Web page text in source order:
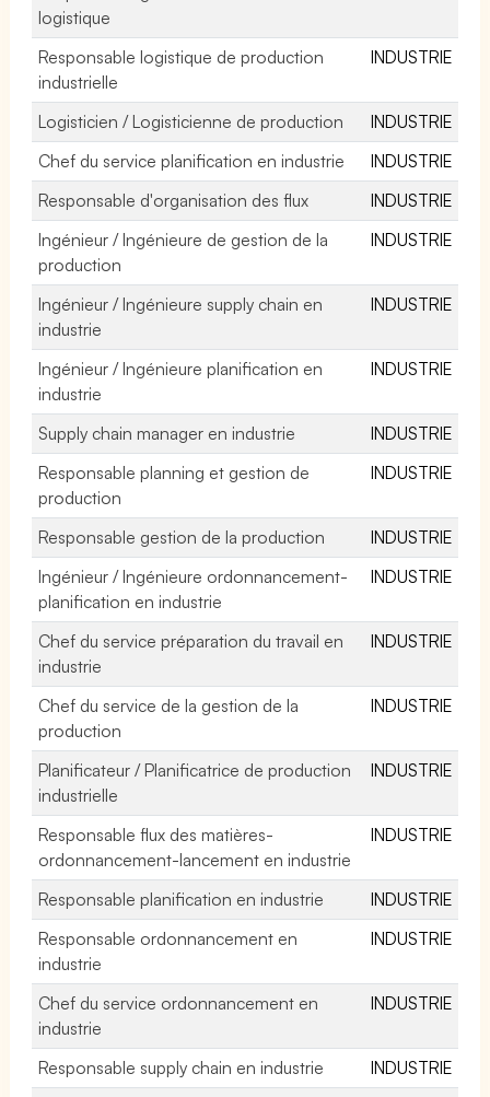
logistique
Responsable logistique de production
industrielle
INDUSTRIE
Logisticien / Logisticienne de production
INDUSTRIE
Chef du service planification en industrie
INDUSTRIE
Responsable d'organisation des flux
INDUSTRIE
Ingénieur / Ingénieure de gestion de la
production
INDUSTRIE
Ingénieur / Ingénieure supply chain en
industrie
INDUSTRIE
Ingénieur / Ingénieure planification en
industrie
INDUSTRIE
Supply chain manager en industrie
INDUSTRIE
Responsable planning et gestion de
production
INDUSTRIE
Responsable gestion de la production
INDUSTRIE
Ingénieur / Ingénieure ordonnancement-
planification en industrie
INDUSTRIE
Chef du service préparation du travail en
industrie
INDUSTRIE
Chef du service de la gestion de la
production
INDUSTRIE
Planificateur / Planificatrice de production
industrielle
INDUSTRIE
Responsable flux des matières-
ordonnancement-lancement en industrie
INDUSTRIE
Responsable planification en industrie
INDUSTRIE
Responsable ordonnancement en
industrie
INDUSTRIE
Chef du service ordonnancement en
industrie
INDUSTRIE
Responsable supply chain en industrie
INDUSTRIE